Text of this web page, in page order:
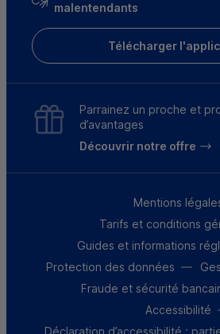
malentendants
Télécharger
Parrainez un proche et
d’avantages
Découvrir notre offre
Mentions
Tarifs et conditions
Guides et informations
Protection des données
Fraude et sécurité
Accessibilité
Déclaration d’accessibilité :